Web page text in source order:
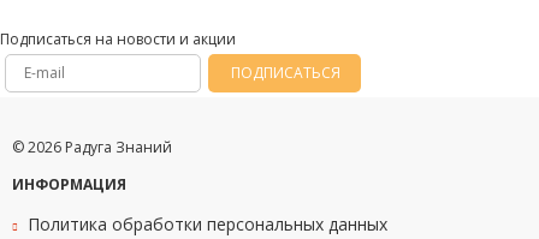
Подписаться на новости и акции
ПОДПИСАТЬСЯ
© 2026 Радуга Знаний
ИНФОРМАЦИЯ
Политика обработки персональных данных